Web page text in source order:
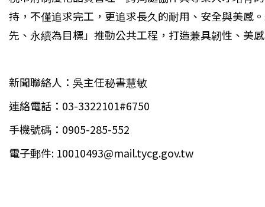
持，不僅追求完工，更追求長久的耐用、安全與美感
先、永續為目標」推動公共工程，打造兼具韌性、美
新聞聯絡人：吳主任秘書慧敏
連絡電話：03-3322101#6750
手機號碼：0905-285-552
電子郵件: 10010493@mail.tycg.gov.tw